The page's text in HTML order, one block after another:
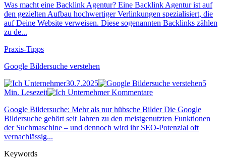
Was macht eine Backlink Agentur? Eine Backlink Agentur ist auf
den gezielten Aufbau hochwertiger Verlinkungen spezialisiert, die
auf Deine Website verweisen. Diese sogenannten Backlinks zählen
zu de...
Praxis-Tipps
Google Bildersuche verstehen
30.7.2025
5
Min. Lesezeit
Kommentare
Google Bildersuche: Mehr als nur hübsche Bilder Die Google
Bildersuche gehört seit Jahren zu den meistgenutzten Funktionen
der Suchmaschine – und dennoch wird ihr SEO-Potenzial oft
vernachlässig...
Keywords